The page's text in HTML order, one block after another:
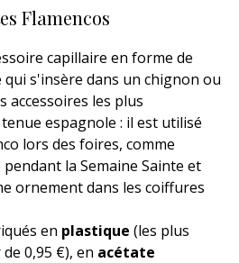
Flamencos
capillaire en forme de
s'insère dans un chignon ou
accessoires les plus
espagnole : il est utilisé
lors des foires, comme
la Semaine Sainte et
ornement dans les coiffures
en plastique (les plus
0,95 €), en acétate